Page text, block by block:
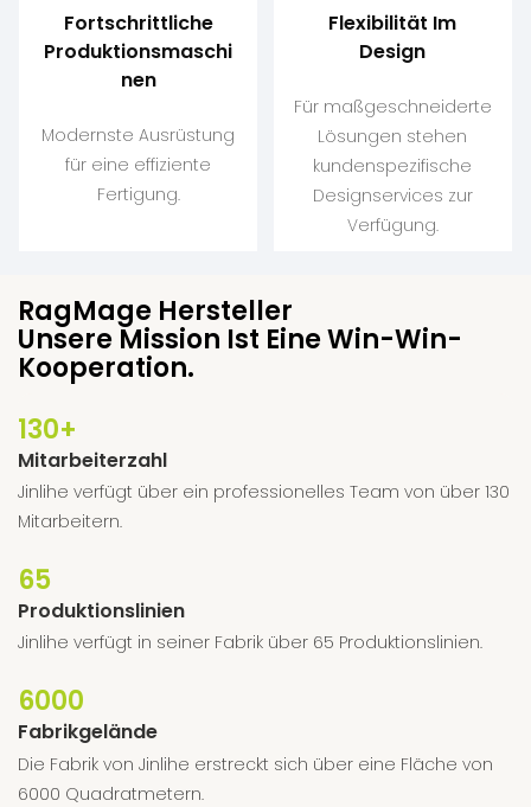
Fortschrittliche
Produktionsmaschi
Nen
Modernste Ausrüstung
für eine effiziente
Fertigung.
Flexibilität Im
Design
Für maßgeschneiderte
Lösungen stehen
kundenspezifische
Designservices zur
Verfügung.
RagMage Hersteller
Unsere Mission Ist Eine Win-Win-
Kooperation.
130+
Mitarbeiterzahl
︎Jinlihe verfügt über ein professionelles Team von über 130
Mitarbeitern.
65
Produktionslinien
︎Jinlihe verfügt in seiner Fabrik über 65 Produktionslinien.
6000
Fabrikgelände
︎Die Fabrik von Jinlihe erstreckt sich über eine Fläche von
6000 Quadratmetern.